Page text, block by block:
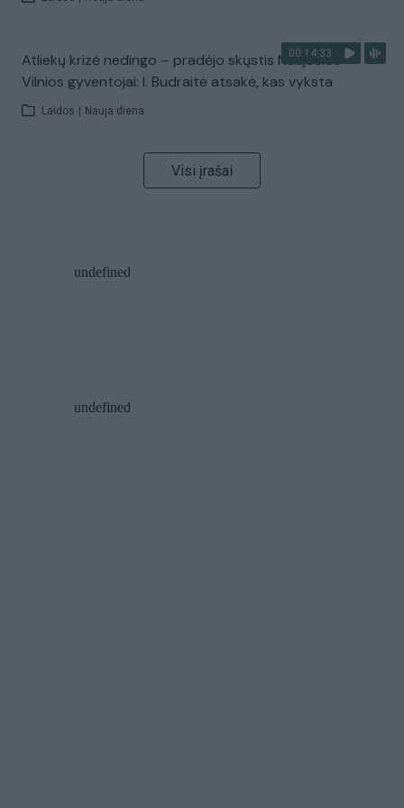
00:14:33
Atliekų krizė nedingo – pradėjo skųstis Naujosios
Vilnios gyventojai: I. Budraitė atsakė, kas vyksta
Laidos Nauja diena
Visi įrašai